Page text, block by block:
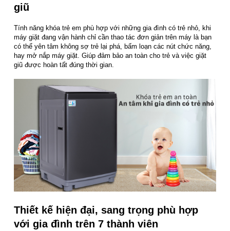
giũ
Tính năng khóa trẻ em phù hợp với những gia đình có trẻ nhỏ, khi
máy giặt đang vận hành chỉ cần thao tác đơn giản trên máy là bạn
có thể yên tâm không sợ trẻ lại phá, bấm loạn các nút chức năng,
hay mở nắp máy giặt. Giúp đảm bảo an toàn cho trẻ và việc giặt
giũ được hoàn tất đúng thời gian.
Thiết kế hiện đại, sang trọng phù hợp
với gia đình trên 7 thành viên